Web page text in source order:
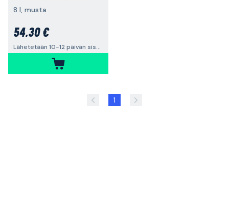
8 l, musta
54,30 €
Lähetetään 10-12 päivän sisällä
1